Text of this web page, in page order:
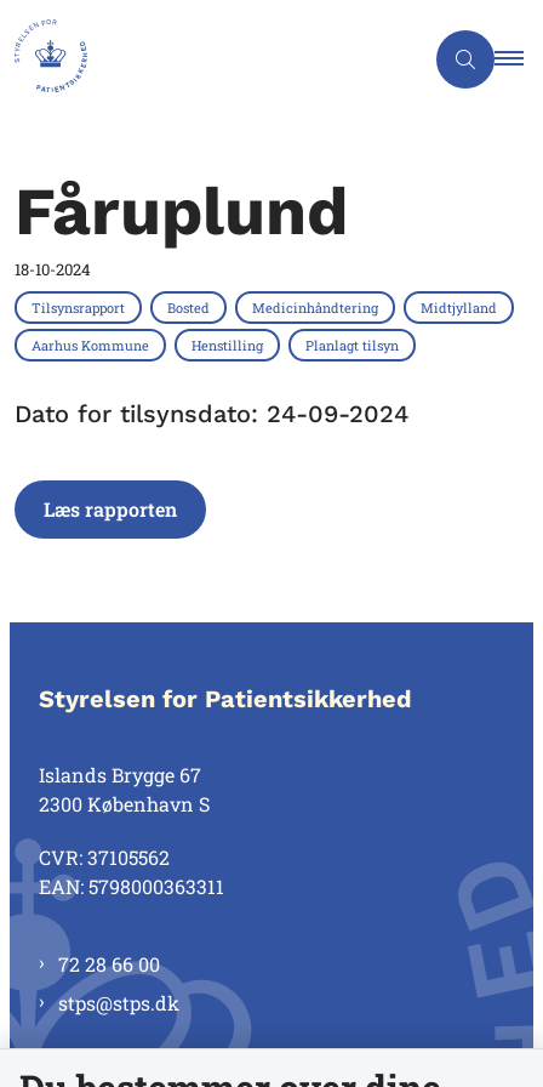
Fåruplund
18-10-2024
Tilsynsrapport Bosted Medicinhåndtering Midtjylland
Aarhus Kommune Henstilling Planlagt tilsyn
Dato for tilsynsdato: 24-09-2024
Læs rapporten
Styrelsen for Patientsikkerhed
Islands Brygge 67
2300 København S
CVR: 37105562
EAN: 5798000363311
72 28 66 00
stps@stps.dk